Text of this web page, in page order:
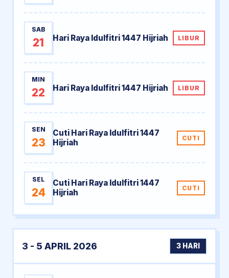
SAB
21 Hari Raya Idulfitri 1447 Hijriah LIBUR
MIN
22 Hari Raya Idulfitri 1447 Hijriah LIBUR
SEN
23
Cuti Hari Raya Idulfitri 1447
Hijriah
CUTI
SEL
24
Cuti Hari Raya Idulfitri 1447
Hijriah
CUTI
3 - 5 APRIL 2026 3 HARI